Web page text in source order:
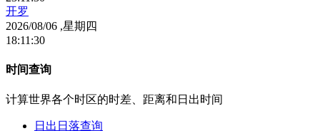
开罗
2026/08/06 ,星期四
18:11 :30
时间查询
计算世界各个时区的时差、距离和日出时间
日出日落查询